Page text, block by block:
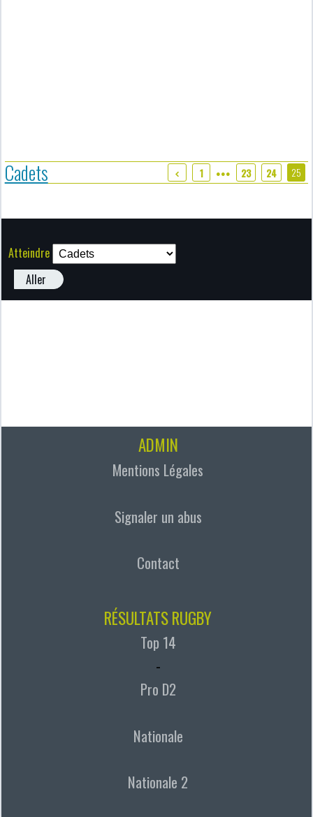
Cadets 1 ●●● 23 24 25
Atteindre
Aller
ADMIN
Mentions Légales
Signaler un abus
Contact
RÉSULTATS RUGBY
Top 14
-
Pro D2
Nationale
Nationale 2